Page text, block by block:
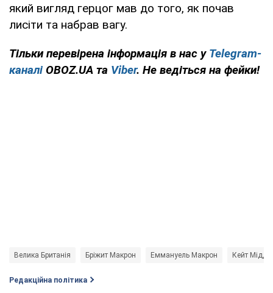
який вигляд герцог мав до того, як почав
лисіти та набрав вагу.
Тільки перевірена інформація в нас у Telegram-
каналі OBOZ.UA та Viber. Не ведіться на фейки!
Велика Британія Бріжит Макрон Еммануель Макрон Кейт
Редакційна політика